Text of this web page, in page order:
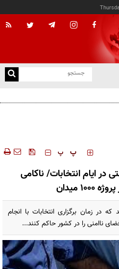
‍‍‍ پ پ
در ایام انتخابات/ ناکامی
میدان
که در زمان برگزاری انتخابات با انجام
ناامنی را در کشور حاکم کنند...